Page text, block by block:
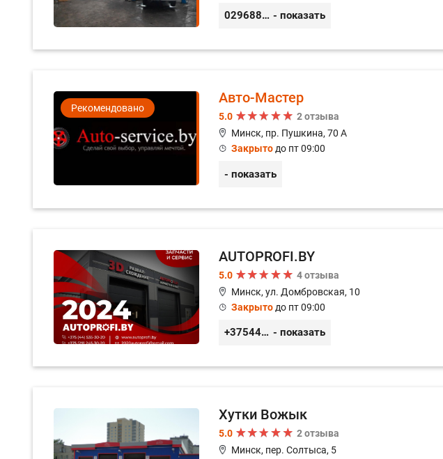
0296889898 - показать
Рекомендовано
Авто-Мастер
5.0
2 отзыва
Минск, пр. Пушкина, 70 А
Закрытодо пт 09:00
- показать
AUTOPROFI.BY
5.0
4 отзыва
Минск, ул. Домбровская, 10
Закрытодо пт 09:00
+375445353020 - показать
Хутки Вожык
5.0
2 отзыва
Минск, пер. Солтыса, 5